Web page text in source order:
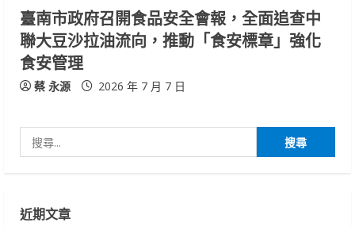
臺南市政府召開食品安全會報，全面追查中
聯大豆沙拉油流向，推動「食安標章」強化
食安管理
蔡 永源 2026 年 7 月 7 日
尋
字:
近期文章